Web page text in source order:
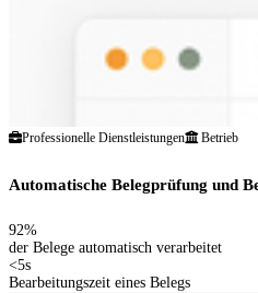
Professionelle Dienstleistungen Betrieb
Automatische Belegprüfung und
92%
der Belege automatisch verarbeitet
<5s
Bearbeitungszeit eines Belegs